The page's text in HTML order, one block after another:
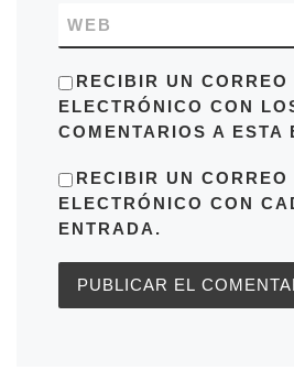
WEB
RECIBIR UN CORREO
ELECTRÓNICO CON
COMENTARIOS A ESTA
RECIBIR UN CORREO
ELECTRÓNICO CON
ENTRADA.